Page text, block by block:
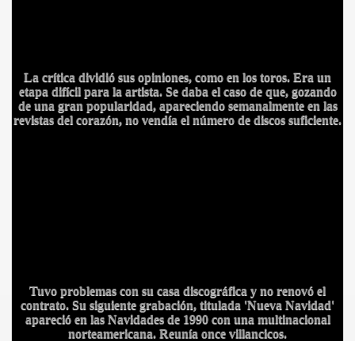
La crítica dividió sus opiniones, como en los toros. Era un
etapa difícil para la artista. Se daba el caso de que, gozando
de una gran popularidad, apareciendo semanalmente en las
revistas del corazón, no vendía el número de discos suficiente.
Tuvo problemas con su casa discográfica y no renovó el
contrato. Su siguiente grabación, titulada 'Nueva Navidad'
apareció en las Navidades de 1990 con una multinacional
norteamericana. Reunía once villancicos.